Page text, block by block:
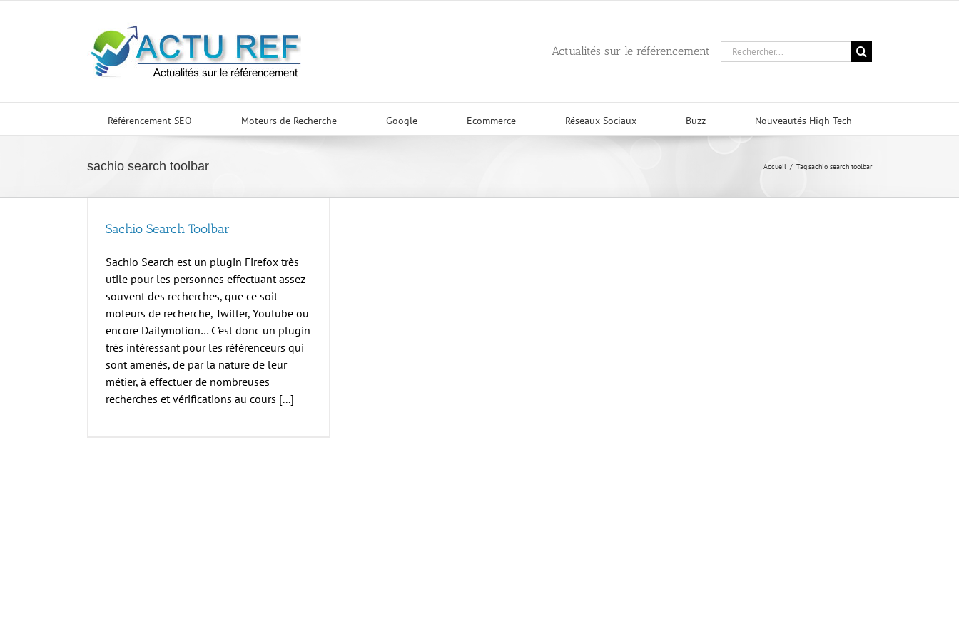
Actualités sur le référencement Rechercher:
Référencement SEO Moteurs de Recherche Google Ecommerce Réseaux Sociaux Buzz Nouveautés High-Tech
sachio search toolbar Accueil / Tag:sachio search toolbar
Sachio Search Toolbar
Sachio Search est un plugin Firefox très
utile pour les personnes effectuant assez
souvent des recherches, que ce soit
moteurs de recherche, Twitter, Youtube ou
encore Dailymotion… C’est donc un plugin
très intéressant pour les référenceurs qui
sont amenés, de par la nature de leur
métier, à effectuer de nombreuses
recherches et vérifications au cours [...]